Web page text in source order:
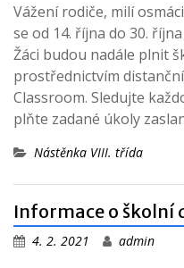
Vážení rodiče, milí
se od 14. října do 30.
Žáci budou nadále plnit
prostřednictvím
Classroom. Sledujte
plňte zadané úkoly
Nástěnka VIII. třída
Informace o školní
4. 2. 2021 admin